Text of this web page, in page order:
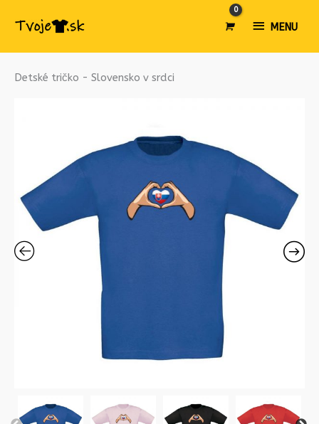
MENU
MENU
Detské tričko - Slovensko v srdci
množstvo
srdci